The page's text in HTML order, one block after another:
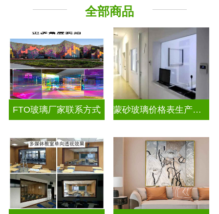
其它玻璃
全部商品
FTO玻璃厂家联系方式 蒙砂玻璃价格表生产电话